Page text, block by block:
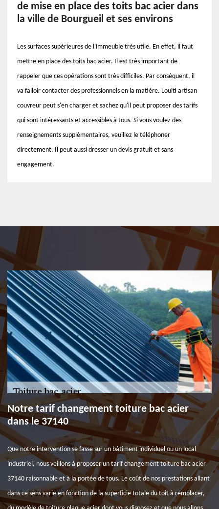
de mise en place des toits bac acier dans
la ville de Bourgueil et ses environs
Les surfaces supérieures de l'immeuble très utile. En effet, il faut
mettre en place des toits bac acier. Il est très important de
rappeler que ces opérations sont très difficiles. Par conséquent, il
va falloir contacter des professionnels en la matière. Louiti artisan
couvreur peut s'en charger et sachez qu'il peut proposer des tarifs
qui sont intéressants et accessibles à tous. Si vous voulez des
renseignements supplémentaires, veuillez le téléphoner
directement. Il peut aussi dresser un devis gratuit et sans
engagement.
Notre tarif changement toiture bac acier
dans le 37140
Que notre intervention se fasse sur un bâtiment individuel ou un local
industriel, nous veillons à proposer un tarif changement toiture bac acier
37140 raisonnable et à la portée de tous. Le coût de nos prestations allant
dans ce sens varie en fonction de la superficie totale du toit à remplacer,